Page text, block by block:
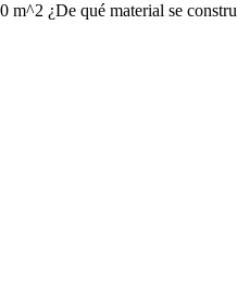
¿De qué material se